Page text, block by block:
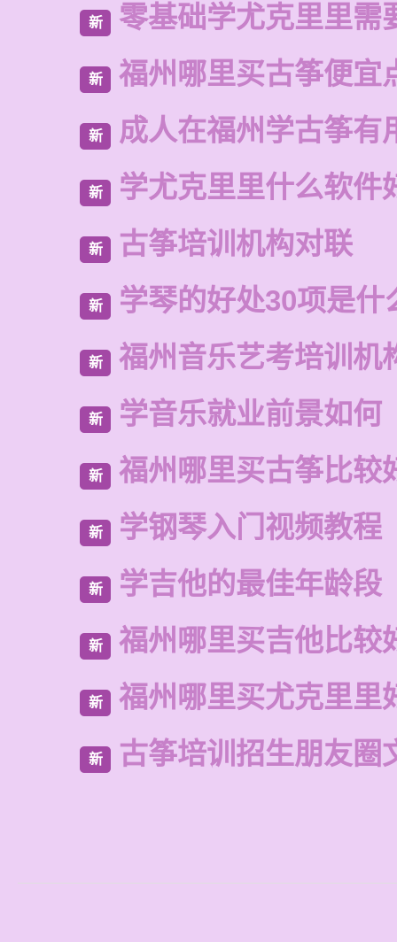
新 零基础学尤克里里需
新 福州哪里买古筝便宜
新 成人在福州学古筝有
新 学尤克里里什么软件
新 古筝培训机构对联
新 学琴的好处30项是什
新 福州音乐艺考培训机
新 学音乐就业前景如何
新 福州哪里买古筝比较
新 学钢琴入门视频教程
新 学吉他的最佳年龄段
新 福州哪里买吉他比较
新 福州哪里买尤克里里
新 古筝培训招生朋友圈